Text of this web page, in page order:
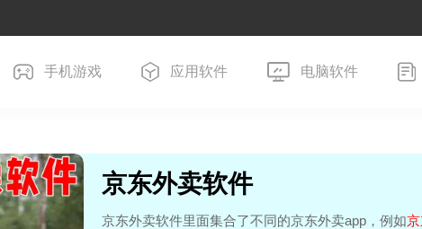
手机游戏 应用软件 电脑软件
京东外卖软件
京东外卖软件里面集合了不同的京东外卖app，例如